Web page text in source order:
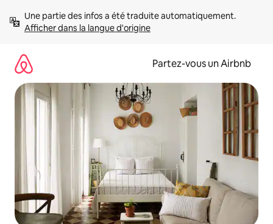
directement
Afficher dans la langue d'origine
Partez-vous un Airbnb